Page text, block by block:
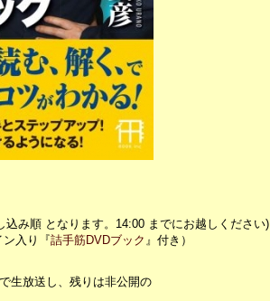
込み順 となります。14:00 までにお越しください)
ン入り『詰手筋DVDブック 』付き）
生放送し、残りは非公開の